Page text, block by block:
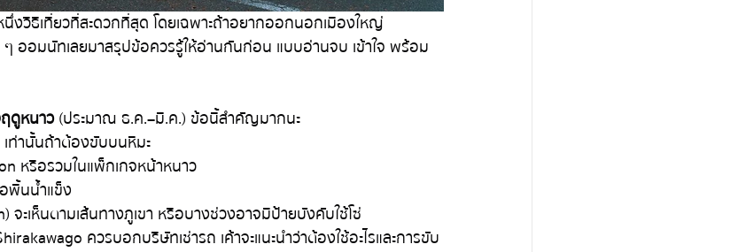
งวิธีเที่ยวที่สะดวกที่สุด โดยเฉพาะถ้าอยากออกนอกเมืองใหญ่
ออมนัทเลยมาสรุปข้อควรรู้ให้อ่านกันก่อน แบบอ่านจบ เข้าใจ พร้อม
ดูหนาว (ประมาณ ธ.ค.–มี.ค.) ข้อนี้สำคัญมากนะ
ท่านั้นถ้าต้องขับบนหิมะ
หรือรวมในแพ็กเกจหน้าหนาว
พื้นน้ำแข็ง
ะเห็นตามเส้นทางภูเขา หรือบางช่วงอาจมีป้ายบังคับใช้โซ่
ควรบอกบริษัทเช่ารถ เค้าจะแนะนำว่าต้องใช้อะไรและการขับ